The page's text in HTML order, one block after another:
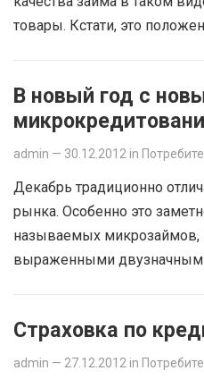
товары. Кстати, это
В новый год с
admin — 30.12.2012 in
Декабрь традиционно
рынка. Особенно это
называемых микрозаймов,
выраженными
месяц года…Read more
Страховка по
admin — 27.12.2012 in